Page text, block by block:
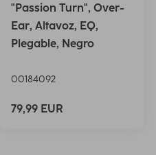
"Passion Turn", Over-
Ear, Altavoz, EQ,
Plegable, Negro
00184092
79,99 EUR